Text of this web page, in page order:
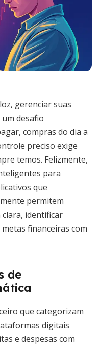
gerenciar suas
desafio
compras do dia a
preciso exige
temos. Felizmente,
para
que
permitem
identificar
financeiras com
de
que categorizam
digitais
e despesas com